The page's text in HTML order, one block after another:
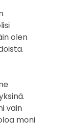
olen
vain
moni